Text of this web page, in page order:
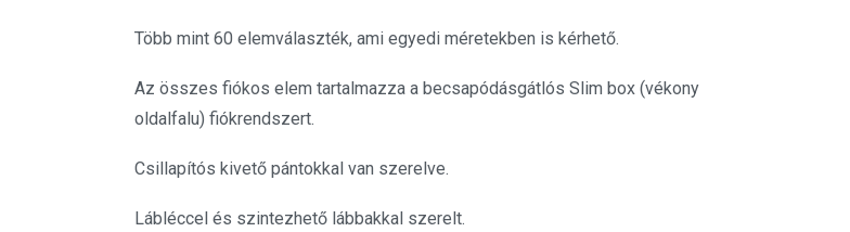
Több mint 60 elemválaszték, ami egyedi méretekben is kérhető.
Az összes fiókos elem tartalmazza a becsapódásgátlós Slim box (vékony
oldalfalu) fiókrendszert.
Csillapítós kivető pántokkal van szerelve.
Lábléccel és szintezhető lábbakkal szerelt.